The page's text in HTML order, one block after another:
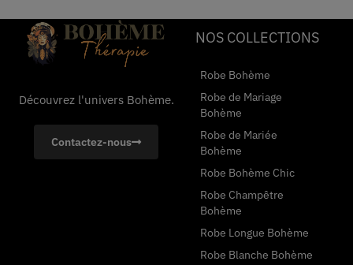
Découvrez l'univers Bohème.
Contactez-nous
NOS COLLECTIONS
Robe Bohème
Robe de Mariage
Bohème
Robe de Mariée
Bohème
Robe Bohème Chic
Robe Champêtre
Bohème
Robe Longue Bohème
Robe Blanche Bohème